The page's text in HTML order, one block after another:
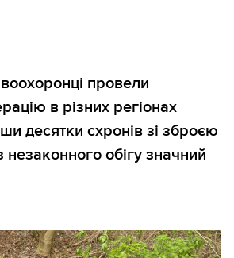
провели
в різних регіонах
десятки схронів зі зброєю
обігу значний